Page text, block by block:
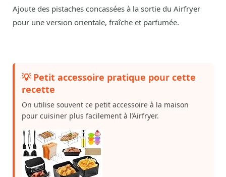
Ajoute des pistaches concassées à la sortie du Airfryer
pour une version orientale, fraîche et parfumée.
💡 Petit accessoire pratique pour cette
recette
On utilise souvent ce petit accessoire à la maison
pour cuisiner plus facilement à l’Airfryer.